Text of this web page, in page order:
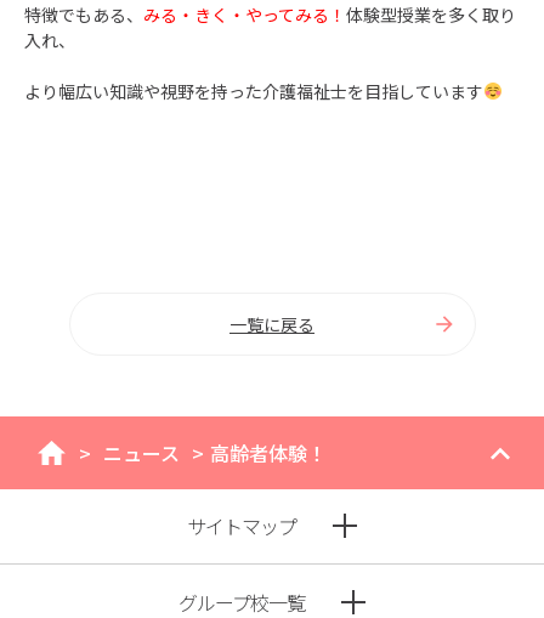
特徴でもある、 みる・きく・やってみる！ 体験型授業を多く取り
入れ、
より幅広い知識や視野を持った介護福祉士を目指しています
一覧に戻る
home
> ニュース > 高齢者体験！
サイトマップ
グループ校一覧